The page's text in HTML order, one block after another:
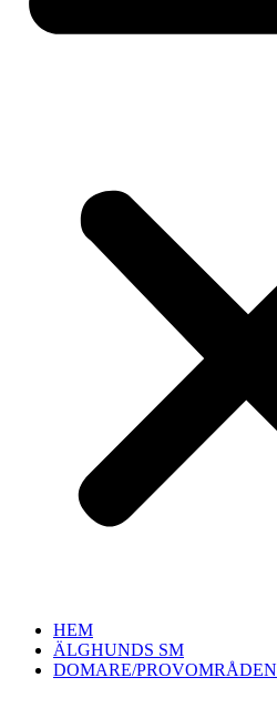
HEM
ÄLGHUNDS SM
DOMARE/PROVOMRÅDEN